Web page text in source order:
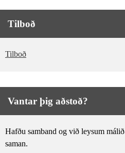
Tilboð
Tilboð
Vantar þig aðstoð?
Hafðu samband og við leysum málið
saman.